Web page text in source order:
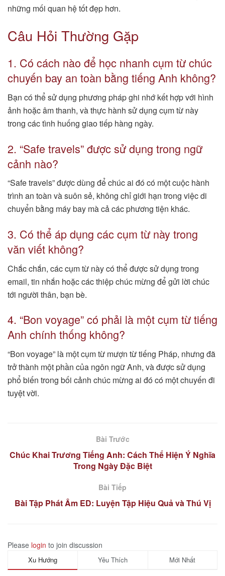
những mối quan hệ tốt đẹp hơn.
Câu Hỏi Thường Gặp
1. Có cách nào để học nhanh cụm từ chúc
chuyến bay an toàn bằng tiếng Anh không?
Bạn có thể sử dụng phương pháp ghi nhớ kết hợp với hình
ảnh hoặc âm thanh, và thực hành sử dụng cụm từ này
trong các tình huống giao tiếp hàng ngày.
2. “Safe travels” được sử dụng trong ngữ
cảnh nào?
“Safe travels” được dùng để chúc ai đó có một cuộc hành
trình an toàn và suôn sẻ, không chỉ giới hạn trong việc di
chuyển bằng máy bay mà cả các phương tiện khác.
3. Có thể áp dụng các cụm từ này trong
văn viết không?
Chắc chắn, các cụm từ này có thể được sử dụng trong
email, tin nhắn hoặc các thiệp chúc mừng để gửi lời chúc
tới người thân, bạn bè.
4. “Bon voyage” có phải là một cụm từ tiếng
Anh chính thống không?
“Bon voyage” là một cụm từ mượn từ tiếng Pháp, nhưng đã
trở thành một phần của ngôn ngữ Anh, và được sử dụng
phổ biến trong bối cảnh chúc mừng ai đó có một chuyến đi
tuyệt vời.
Bài Trước
Chúc Khai Trương Tiếng Anh: Cách Thể Hiện Ý Nghĩa
Trong Ngày Đặc Biệt
Bài Tiếp
Bài Tập Phát Âm ED: Luyện Tập Hiệu Quả và Thú Vị
Please login to join discussion
Xu Hướng Yêu Thích Mới Nhất